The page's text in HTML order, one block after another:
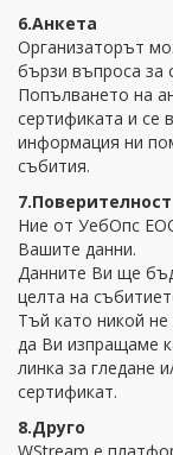
6.Анкета
Организаторът
бързи въпроса за
Попълването на
сертификата и се
информация ни
събития.
7.Поверителност
Ние от УебОпс
Вашите данни.
Данните Ви ще
целта на
Тъй като никой
да Ви изпращаме
линка за гледане
сертификат.
8.Друго